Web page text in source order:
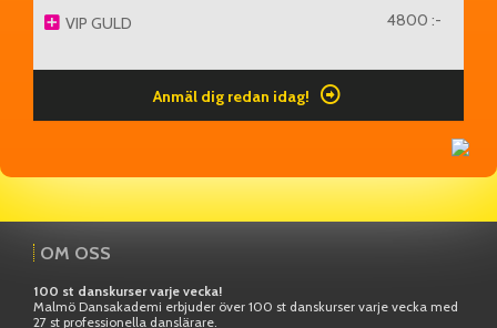
VIP GULD 4800 :-
Anmäl dig redan idag!
OM OSS
100 st danskurser varje vecka!
Malmö Dansakademi erbjuder över 100 st danskurser varje vecka med
27 st professionella danslärare.